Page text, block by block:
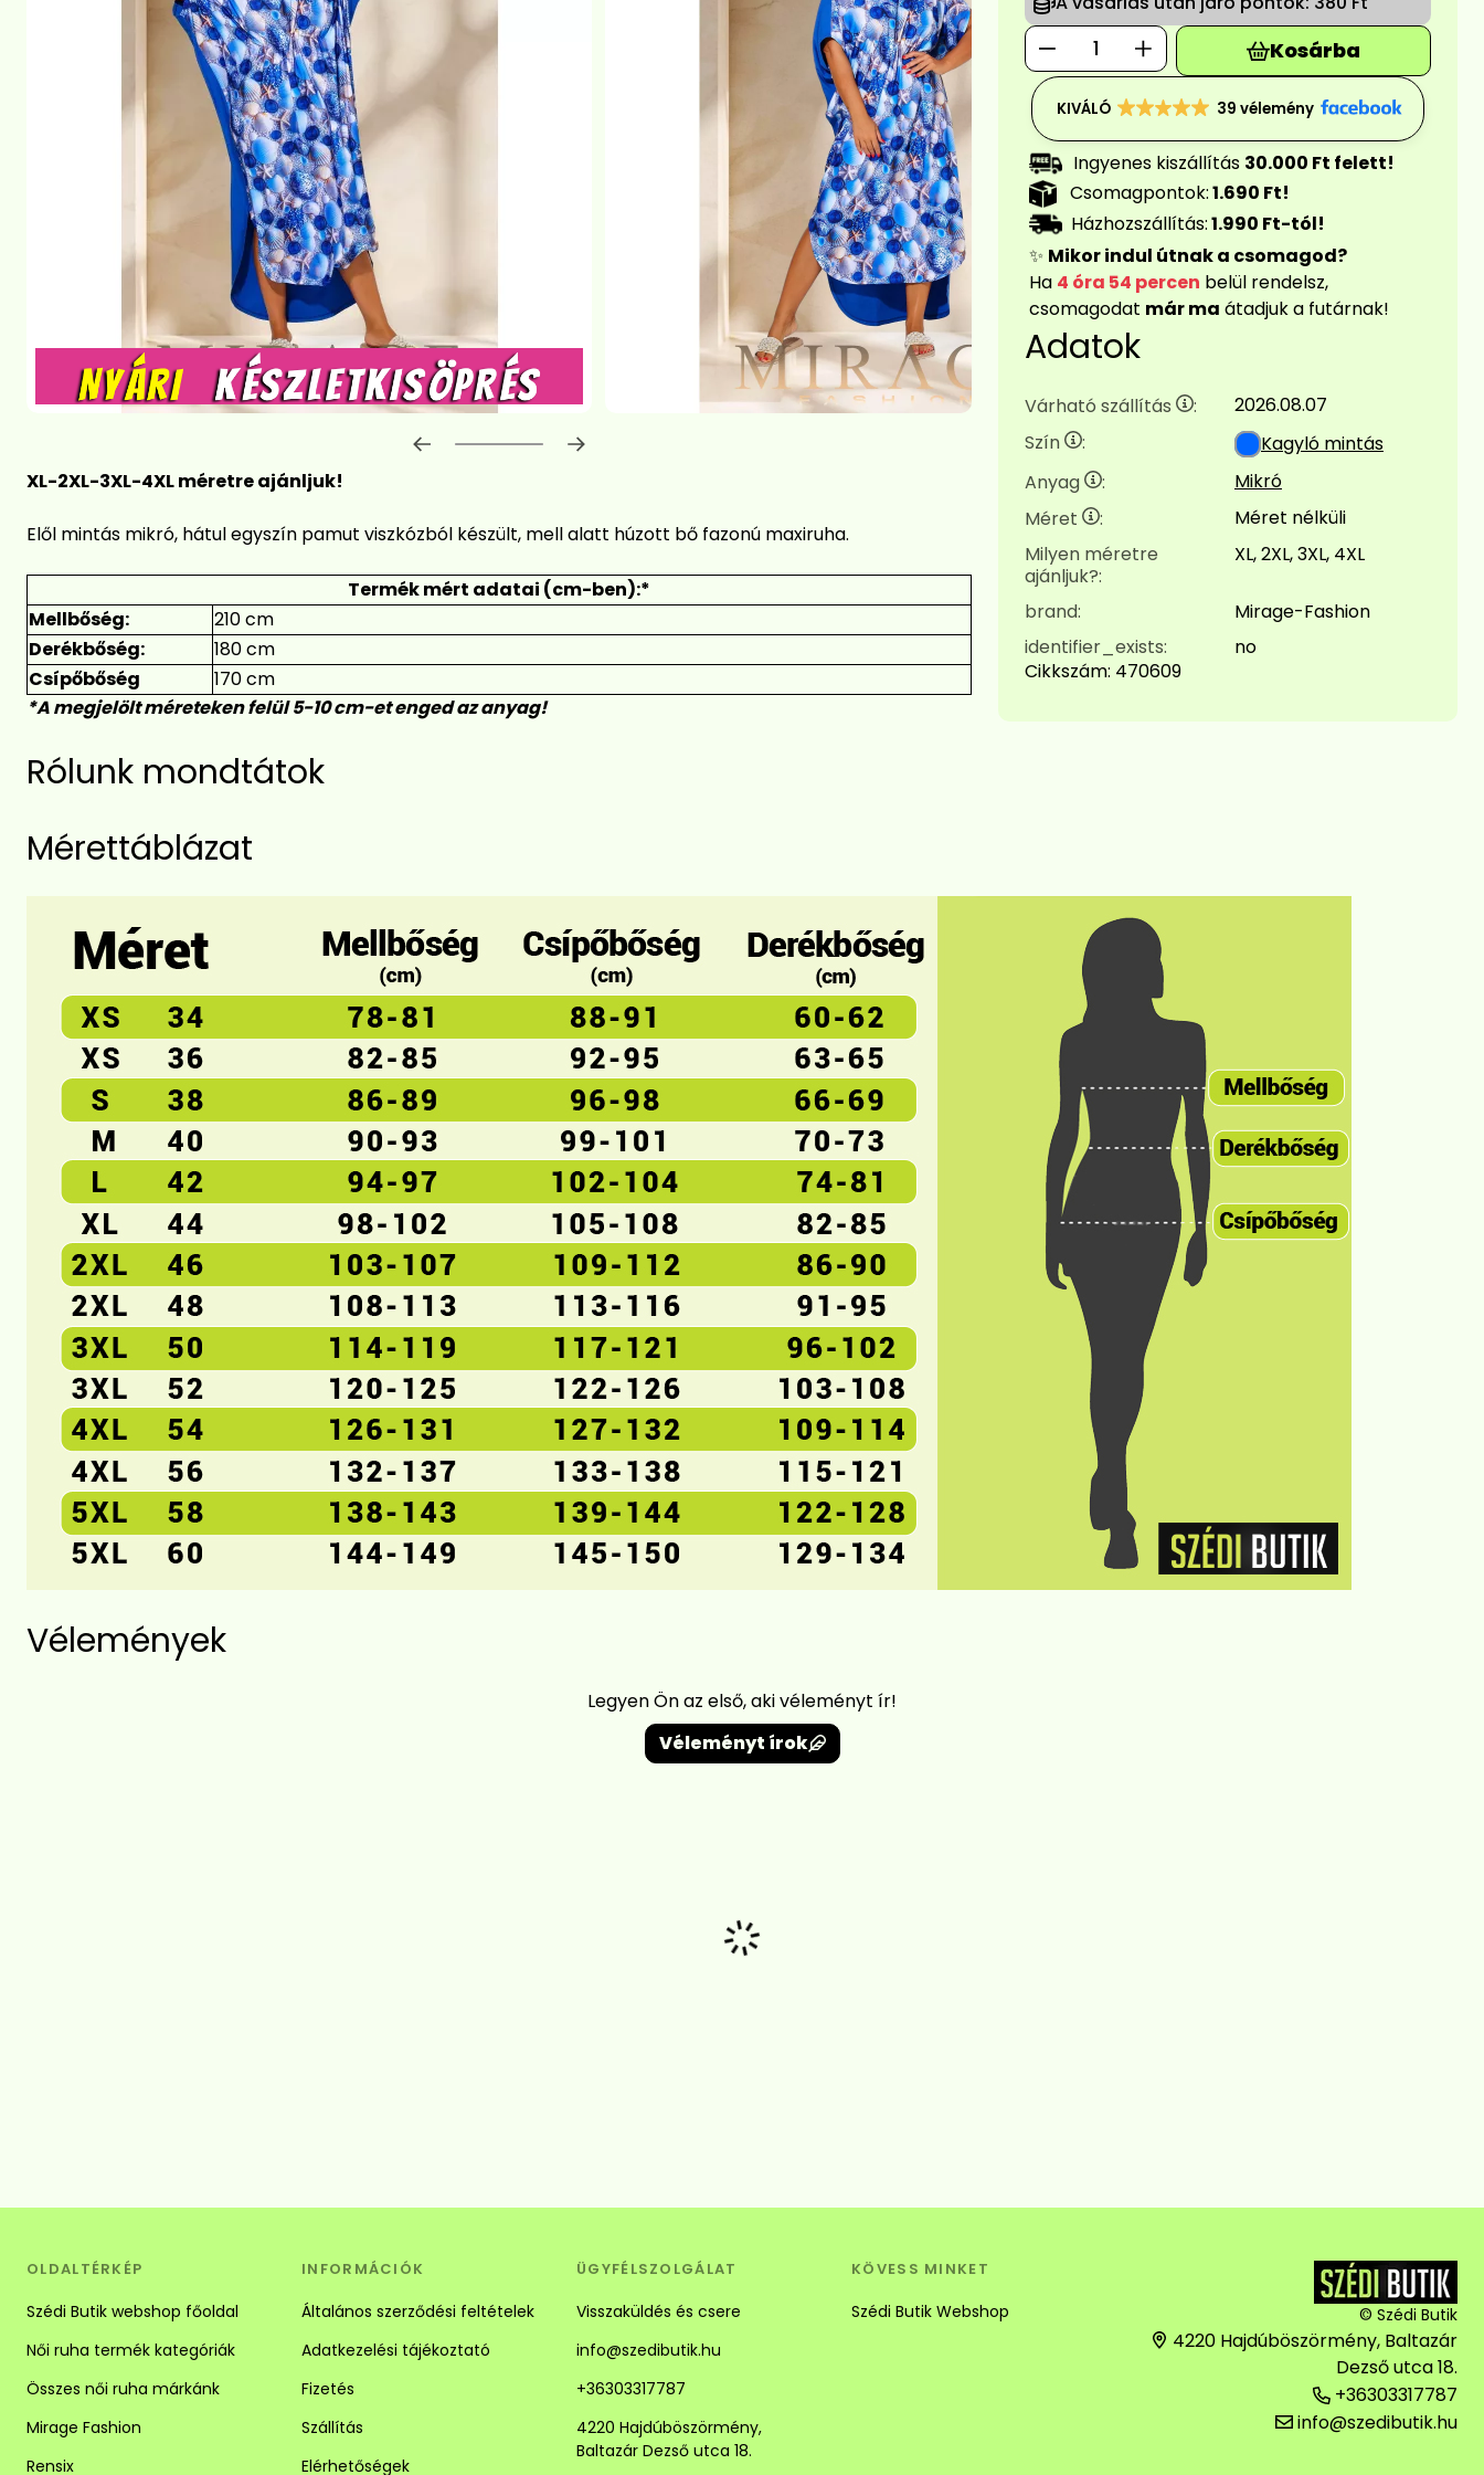
Előrehaladás:
XL-2XL-3XL-4XL méretre ajánljuk!
Elől mintás mikró, hátul egyszín pamut viszkózból készült, mell alatt húzott bő fazonú maxiruha.
Termék mért adatai (cm-ben):*
Mellbőség:
210 cm
Derékbőség:
180 cm
Csípőbőség
170 cm
*A megjelölt méreteken felül 5-10 cm-et enged az anyag!
Kosárba
KIVÁLÓ 39 vélemény
Ingyenes kiszállítás 30.000 Ft felett!
Csomagpontok:1.690 Ft!
Házhozszállítás:1.990 Ft-tól!
✨ Mikor indul útnak a csomagod?
Ha 4 óra 54 percen belül rendelsz,
csomagodat már ma átadjuk a futárnak!
Adatok
Várható szállítás :
2026.08.07
Szín
:
Kagyló mintás
Anyag
:
Mikró
Méret
:
Méret nélküli
Milyen méretre
ajánljuk?:
XL, 2XL, 3XL, 4XL
brand:
Mirage-Fashion
identifier_exists:
no
Cikkszám: 470609
Rólunk mondtátok
Mérettáblázat
Vélemények
Legyen Ön az első, aki véleményt ír!
Véleményt írok
OLDALTÉRKÉP
Szédi Butik webshop főoldal
Női ruha termék kategóriák
Összes női ruha márkánk
Mirage Fashion
Rensix
INFORMÁCIÓK
Általános szerződési feltételek
Adatkezelési tájékoztató
Fizetés
Szállítás
Elérhetőségek
ÜGYFÉLSZOLGÁLAT
Visszaküldés és csere
info@szedibutik.hu
+36303317787
4220 Hajdúböszörmény,
Baltazár Dezső utca 18.
KÖVESS MINKET
Szédi Butik Webshop © Szédi Butik
4220 Hajdúböszörmény, Baltazár
Dezső utca 18.
+36303317787
info@szedibutik.hu